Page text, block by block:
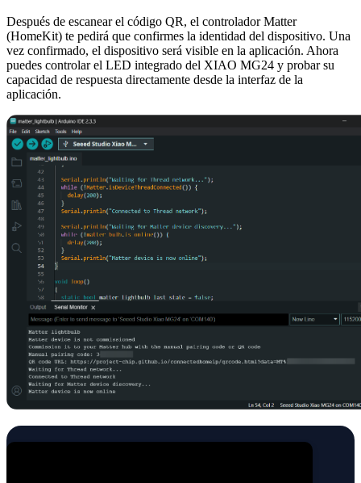
Después de escanear el código QR, el controlador Matter
(HomeKit) te pedirá que confirmes la identidad del dispositivo. Una
vez confirmado, el dispositivo será visible en la aplicación. Ahora
puedes controlar el LED integrado del XIAO MG24 y probar su
capacidad de respuesta directamente desde la interfaz de la
aplicación.